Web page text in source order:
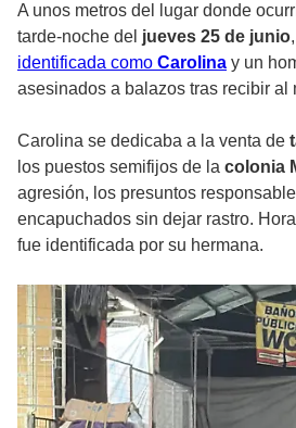
A unos metros del lugar donde
tarde-noche del jueves 25 de junio
identificada como Carolina y un
asesinados a balazos tras recibir al
Carolina se dedicaba a la venta de
los puestos semifijos de la colonia
agresión, los presuntos
encapuchados sin dejar rastro.
fue identificada por su hermana.